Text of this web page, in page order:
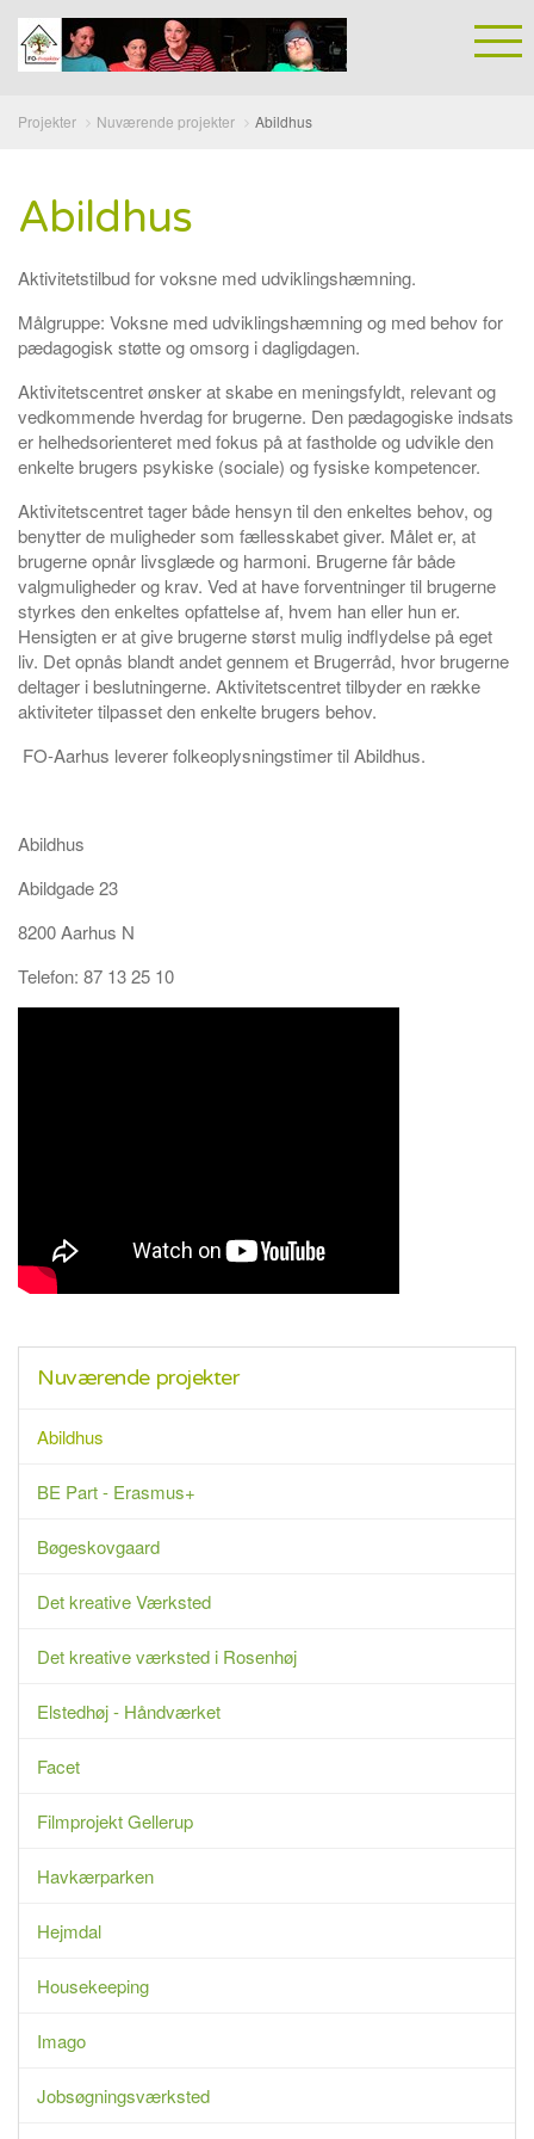
Projekter Nuværende projekter Abildhus
Abildhus
Aktivitetstilbud for voksne med udviklingshæmning.
Målgruppe: Voksne med udviklingshæmning og med behov for
pædagogisk støtte og omsorg i dagligdagen.
Aktivitetscentret ønsker at skabe en meningsfyldt, relevant og
vedkommende hverdag for brugerne. Den pædagogiske indsats
er helhedsorienteret med fokus på at fastholde og udvikle den
enkelte brugers psykiske (sociale) og fysiske kompetencer.
Aktivitetscentret tager både hensyn til den enkeltes behov, og
benytter de muligheder som fællesskabet giver. Målet er, at
brugerne opnår livsglæde og harmoni. Brugerne får både
valgmuligheder og krav. Ved at have forventninger til brugerne
styrkes den enkeltes opfattelse af, hvem han eller hun er.
Hensigten er at give brugerne størst mulig indflydelse på eget
liv. Det opnås blandt andet gennem et Brugerråd, hvor brugerne
deltager i beslutningerne. Aktivitetscentret tilbyder en række
aktiviteter tilpasset den enkelte brugers behov.
FO-Aarhus leverer folkeoplysningstimer til Abildhus.
Abildhus
Abildgade 23
8200Aarhus N
Telefon: 87 13 25 10
Nuværende projekter
Abildhus
BE Part - Erasmus+
Bøgeskovgaard
Det kreative Værksted
Det kreative værksted i Rosenhøj
Elstedhøj - Håndværket
Facet
Filmprojekt Gellerup
Havkærparken
Hejmdal
Housekeeping
Imago
Jobsøgningsværksted